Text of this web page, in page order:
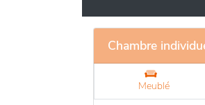
naturelles et
Chambre
Meublé